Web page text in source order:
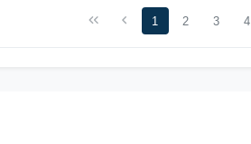
1 2 3 4